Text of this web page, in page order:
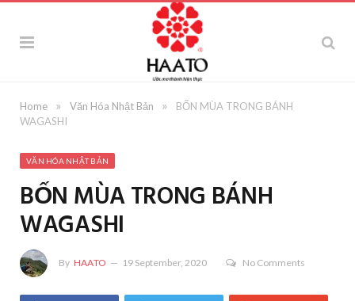
Home » Văn Hóa Nhật Bản »
BỐN MÙA TRONG BÁNH
WAGASHI
VĂN HÓA NHẬT BẢN
BỐN MÙA TRONG BÁNH
WAGASHI
By HAATO 19 September, 2020 No Comments